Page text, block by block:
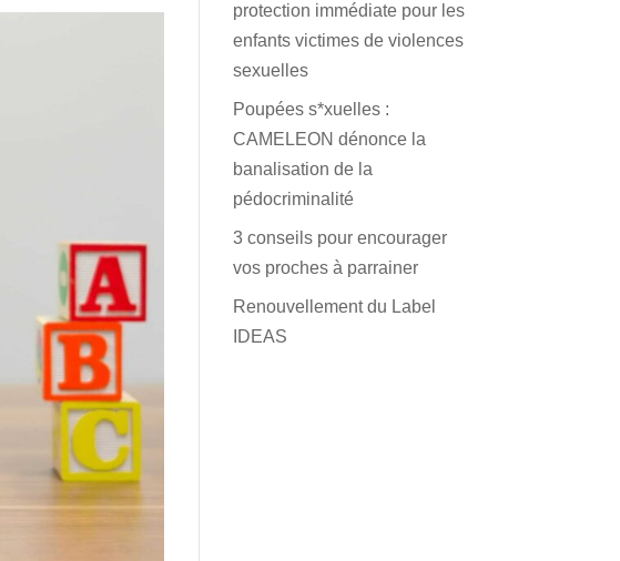
protection immédiate pour les
enfants victimes de violences
sexuelles
Poupées s*xuelles :
CAMELEON dénonce la
banalisation de la
pédocriminalité
3 conseils pour encourager
vos proches à parrainer
Renouvellement du Label
IDEAS